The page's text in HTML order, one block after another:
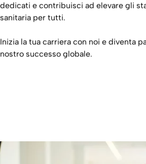
dedicati e contribuisci ad elevare gli
sanitaria per tutti.
Inizia la tua carriera con noi e diventa
nostro successo globale.